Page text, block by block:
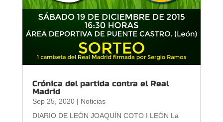
Crónica del partida contra el Real
Madrid
Sep 25, 2020| Noticias
DIARIO DE LEÓN JOAQUÍN COTO I LEÓN La